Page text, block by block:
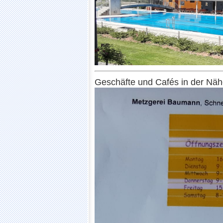
Geschäfte und Cafés in der